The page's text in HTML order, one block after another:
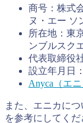
商号：株式
ヌ・エー ソ
所在地：東
ンブルスク
代表取締役
設立年月日
Anyca（エ
また、エニカに
を参考にしてくだ